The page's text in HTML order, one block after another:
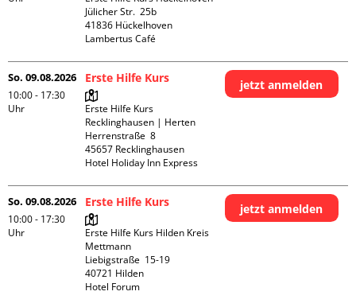
Jülicher Str.  25b
41836 Hückelhoven
Lambertus Café
So. 09.08.2026
10:00 - 17:30
Uhr
Erste Hilfe Kurs
Erste Hilfe Kurs
Recklinghausen | Herten
Herrenstraße  8
45657 Recklinghausen
Hotel Holiday Inn Express
jetzt anmelden
So. 09.08.2026
10:00 - 17:30
Uhr
Erste Hilfe Kurs
Erste Hilfe Kurs Hilden Kreis
Mettmann
Liebigstraße  15-19
40721 Hilden
Hotel Forum
jetzt anmelden